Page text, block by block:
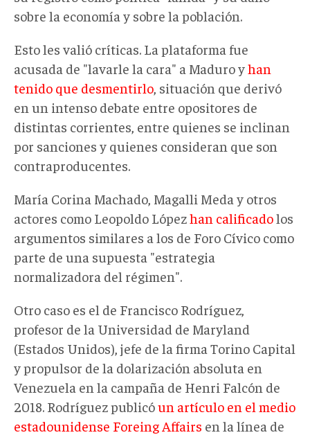
sobre la economía y sobre la población.
Esto les valió críticas. La plataforma fue
acusada de "lavarle la cara" a Maduro yhan
tenido que desmentirlo , situación que derivó
en un intenso debate entre opositores de
distintas corrientes, entre quienes se inclinan
por sanciones y quienes consideran que son
contraproducentes.
María Corina Machado, Magalli Meda y otros
actores como Leopoldo Lópezhan calificadolos
argumentos similares a los de Foro Cívico como
parte de una supuesta "estrategia
normalizadora del régimen".
Otro caso es el de Francisco Rodríguez,
profesor de la Universidad de Maryland
(Estados Unidos), jefe de la firma Torino Capital
y propulsor de la dolarización absoluta en
Venezuela en la campaña de Henri Falcón de
2018. Rodríguez publicóun artículo en el medio
estadounidense Foreing Affairs en la línea de